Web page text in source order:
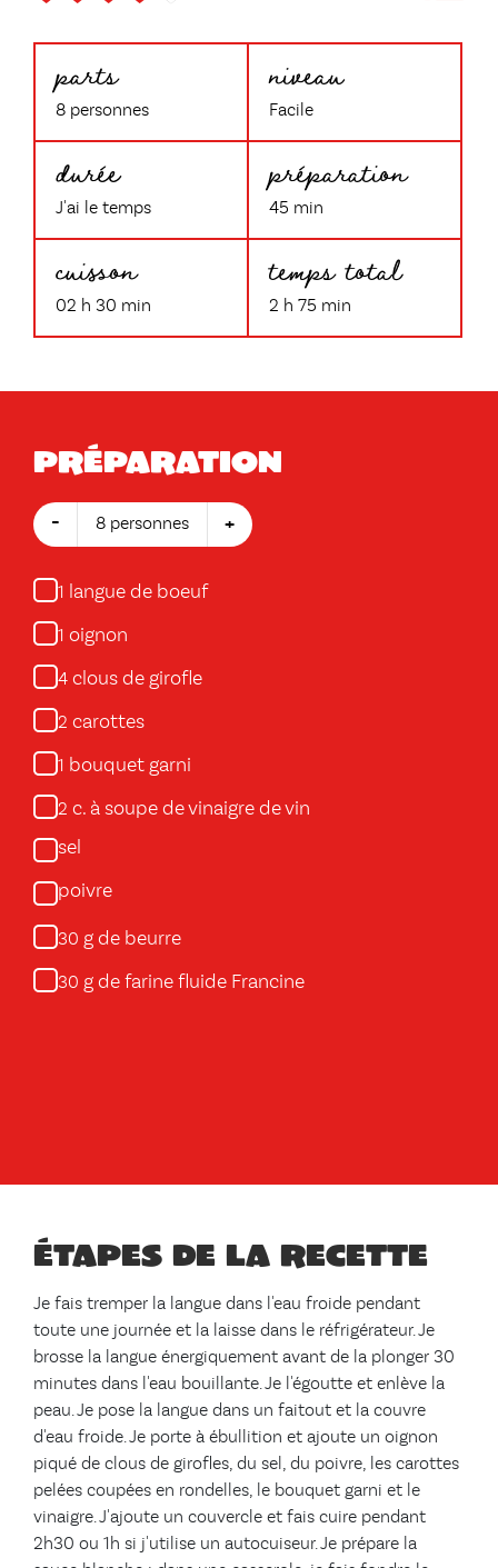
parts
8 personnes
niveau
Facile
durée
J'ai le temps
préparation
45 min
cuisson
02 h 30 min
temps total
2 h 75 min
Préparation
- 8 personnes +
1 langue de boeuf
1 oignon
4 clous de girofle
2 carottes
1 bouquet garni
2 c. à soupe de vinaigre de vin
sel
poivre
30 g de beurre
30 g de farine fluide Francine
Étapes de la recette
Je fais tremper la langue dans l'eau froide pendant
toute une journée et la laisse dans le réfrigérateur. Je
brosse la langue énergiquement avant de la plonger 30
minutes dans l'eau bouillante. Je l'égoutte et enlève la
peau. Je pose la langue dans un faitout et la couvre
d'eau froide. Je porte à ébullition et ajoute un oignon
piqué de clous de girofles, du sel, du poivre, les carottes
pelées coupées en rondelles, le bouquet garni et le
vinaigre. J'ajoute un couvercle et fais cuire pendant
2h30 ou 1h si j'utilise un autocuiseur. Je prépare la